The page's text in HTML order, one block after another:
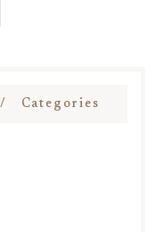
Categories